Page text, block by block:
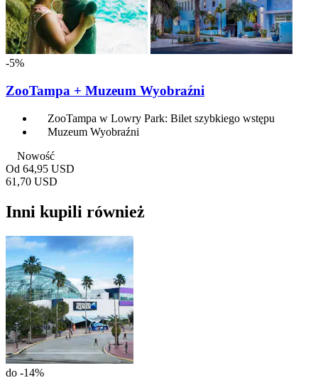
-5%
ZooTampa + Muzeum Wyobraźni
ZooTampa w Lowry Park: Bilet szybkiego wstępu
Muzeum Wyobraźni
Nowość
Od 64,95 USD
61,70 USD
Inni kupili również
do -14%